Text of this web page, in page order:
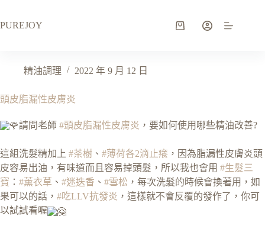
PUREJOY
精油調理 2022 年 9 月 12 日
頭皮脂漏性皮膚炎
請問老師 #頭皮脂漏性皮膚炎 ，要如何使用哪些精油改善?
這組洗髮精加上 #茶樹 、 #薄荷各2滴止癢 ，因為脂漏性皮膚炎頭
皮容易出油，有味道而且容易掉頭髮，所以我也會用 #生髮三
寶 ： #薰衣草 、 #迷迭香 、 #雪松 ，每次洗髮的時候會換著用，如
果可以的話， #吃LLV抗發炎 ，這樣就不會反覆的發作了，你可
以試試看喔